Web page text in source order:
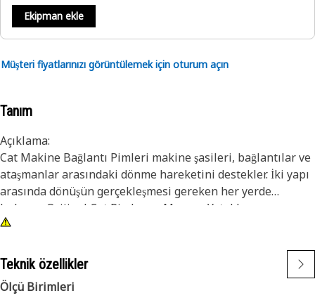
Ekipman ekle
Müşteri fiyatlarınızı görüntülemek için oturum açın
Tanım
Açıklama:
Cat Makine Bağlantı Pimleri makine şasileri, bağlantılar ve
ataşmanlar arasındaki dönme hareketini destekler. İki yapı
arasında dönüşün gerçekleşmesi gereken her yerde
bulunur. Orijinal Cat Pimler ve Manşon Yatakları,
beklediğiniz performansı sunmak için bir sistem olarak
tasarım mühendisleri, her bir parçanın diğer tüm komşu ve
aşınmasını sağlamak için doğru boyut, malzeme, ısıl işlem,
Teknik özellikler
Ölçü Birimleri